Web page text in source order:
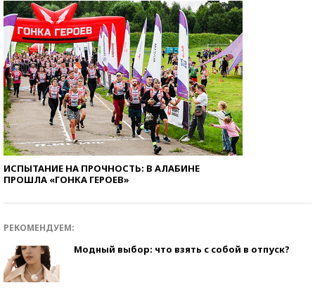
ИСПЫТАНИЕ НА ПРОЧНОСТЬ: В АЛАБИНЕ
ПРОШЛА «ГОНКА ГЕРОЕВ»
РЕКОМЕНДУЕМ:
Модный выбор: что взять с собой в отпуск?